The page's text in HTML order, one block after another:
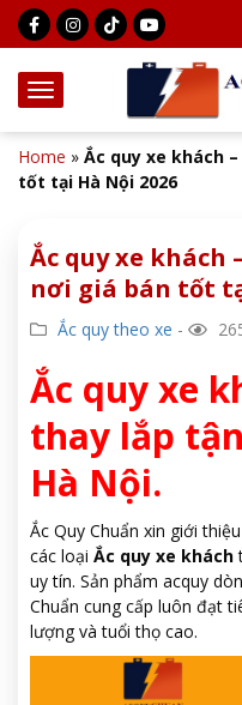
Home » Ắc quy xe khách
tốt tại Hà Nội 2026
Ắc quy xe khách
nơi giá bán tốt
Ắc quy theo xe -
Ắc quy xe
thay lắp
Hà Nội.
Ắc Quy Chuẩn xin giới
các loại Ắc quy xe khách
uy tín. Sản phẩm acquy
Chuẩn cung cấp luôn đạt
lượng và tuổi thọ cao.